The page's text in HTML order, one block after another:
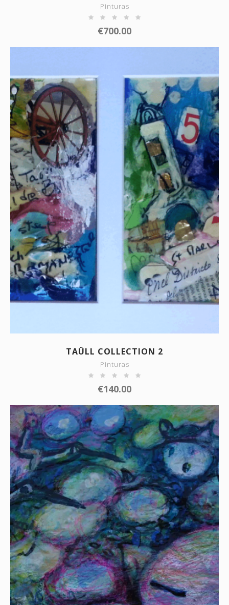
Pinturas
€700.00
SHOW DETAILS
TAÜLL COLLECTION 2
Pinturas
€140.00